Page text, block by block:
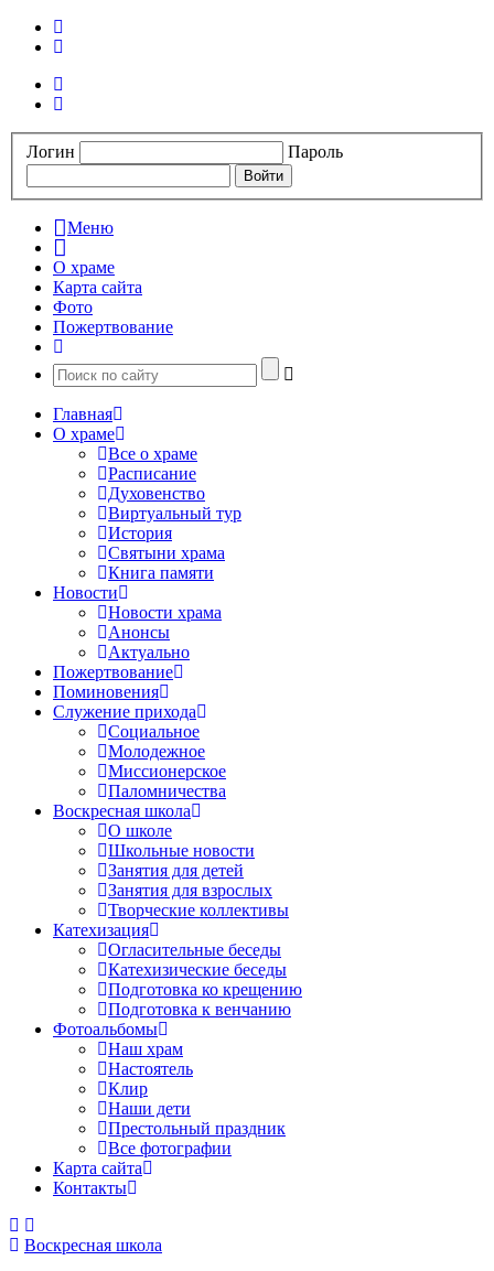
Логин Пароль
Меню
О храме
Карта сайта
Фото
Пожертвование
Главная
О храме
Все о храме
Расписание
Духовенство
Виртуальный тур
История
Святыни храма
Книга памяти
Новости
Новости храма
Анонсы
Актуально
Пожертвование
Поминовения
Служение прихода
Социальное
Молодежное
Миссионерское
Паломничества
Воскресная школа
О школе
Школьные новости
Занятия для детей
Занятия для взрослых
Творческие коллективы
Катехизация
Огласительные беседы
Катехизические беседы
Подготовка ко крещению
Подготовка к венчанию
Фотоальбомы
Наш храм
Настоятель
Клир
Наши дети
Престольный праздник
Все фотографии
Карта сайта
Контакты
Воскресная школа